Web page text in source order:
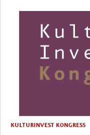
KULTURINVEST KONGRESS